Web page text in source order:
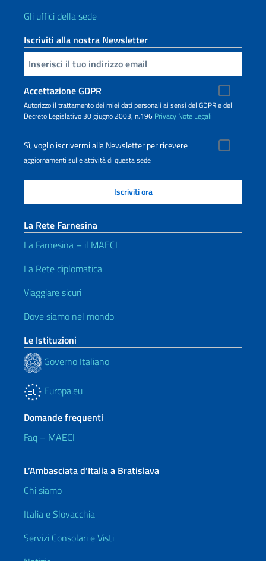
Gli uffici della sede
Iscriviti alla nostra Newsletter
Inserisci la tua email
Accettazione GDPR
Autorizzo il trattamento dei miei dati personali ai sensi del GDPR e del
Decreto Legislativo 30 giugno 2003, n.196 Privacy Note Legali
Sì, voglio iscrivermi alla Newsletter per ricevere
aggiornamenti sulle attività di questa sede
La Rete Farnesina
La Farnesina – il MAECI
La Rete diplomatica
Viaggiare sicuri
Dove siamo nel mondo
Le Istituzioni
Governo Italiano
Europa.eu
Domande frequenti
Faq – MAECI
L’Ambasciata d’Italia a Bratislava
Chi siamo
Italia e Slovacchia
Servizi Consolari e Visti